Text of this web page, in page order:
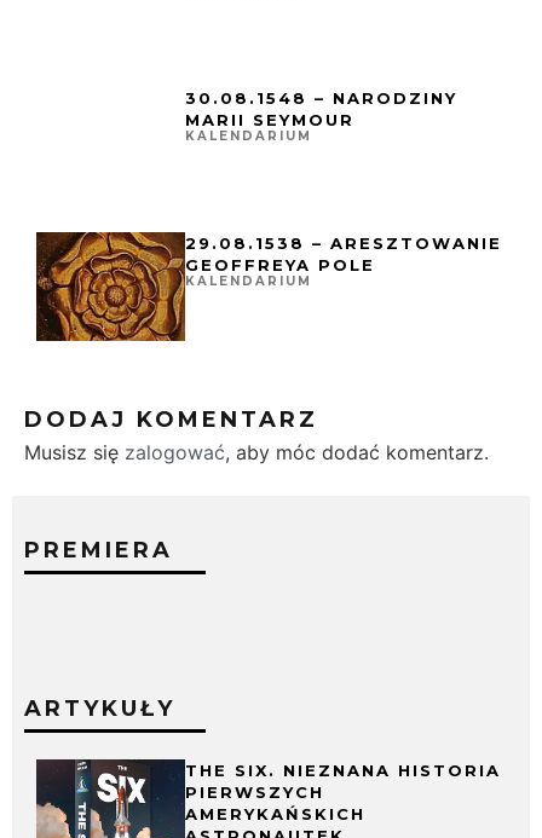
30.08.1548 – NARODZINY
MARII SEYMOUR
KALENDARIUM
29.08.1538 – ARESZTOWANIE
GEOFFREYA POLE
KALENDARIUM
DODAJ KOMENTARZ
Musisz się zalogować, aby móc dodać komentarz.
PREMIERA
ARTYKUŁY
THE SIX. NIEZNANA HISTORIA
PIERWSZYCH
AMERYKAŃSKICH